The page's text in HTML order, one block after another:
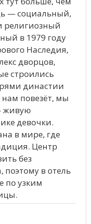
— социальный,
религиозный
в 1979 году
Наследия,
дворцов,
строились
династии
повезёт, мы
живую
девочки.
в мире, где
Центр
без
поэтому в отель
по узким